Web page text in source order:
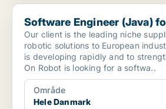
Software Engineer (Java) for R&D
Software Engineer (Java)
Our client is the leading niche
robotic solutions to European
is developing rapidly and to
On Robot is looking for a softwa..
Område
Hele Danmark